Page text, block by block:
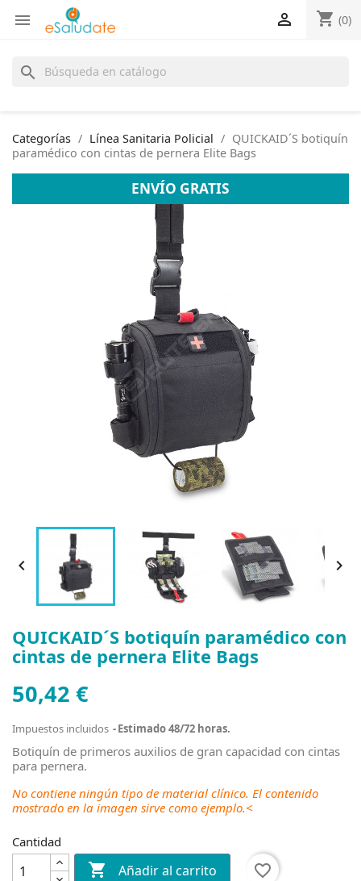
 shopping_cart (0)

search
Categorías Línea Sanitaria Policial
QUICKAID´S botiquín
paramédico con cintas de pernera Elite Bags
ENVÍO GRATIS
 
QUICKAID´S botiquín paramédico con
cintas de pernera Elite Bags
50,42 €
Impuestos incluidos Estimado 48/72 horas.
Botiquín de primeros auxilios de gran capacidad con cintas
para pernera.
No contiene ningún tipo de material clínico. El contenido
mostrado en la imagen sirve como ejemplo.<
Cantidad
 Añadir al carrito
favorite_border